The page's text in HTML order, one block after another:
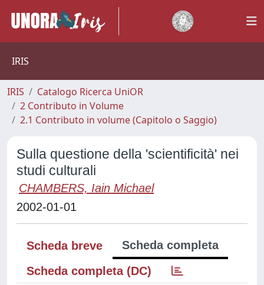
IRIS
IRIS
Catalogo Ricerca UniOR
2 Contributo in Volume
2.1 Contributo in volume (Capitolo o Saggio)
Sulla questione della 'scientificità' nei
studi culturali
CHAMBERS, Iain Michael
2002-01-01
Scheda breve
Scheda completa
Scheda completa (DC)